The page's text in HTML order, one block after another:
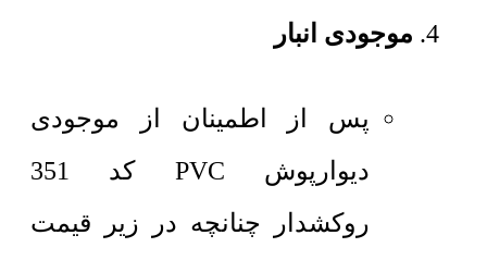
موجودی انبار
پس از اطمینان از موجودی
دیوارپوش PVC کد 351
روکشدار چنانچه در زیر قیمت